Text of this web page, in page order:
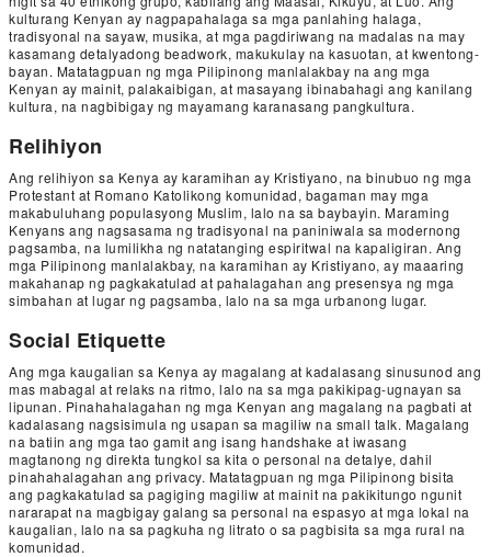
kulturang Kenyan ay nagpapahalaga sa mga panlahing halaga,
tradisyonal na sayaw, musika, at mga pagdiriwang na madalas na may
kasamang detalyadong beadwork, makukulay na kasuotan, at kwentong-
bayan. Matatagpuan ng mga Pilipinong manlalakbay na ang mga
Kenyan ay mainit, palakaibigan, at masayang ibinabahagi ang kanilang
kultura, na nagbibigay ng mayamang karanasang pangkultura.
Relihiyon
Ang relihiyon sa Kenya ay karamihan ay Kristiyano, na binubuo ng mga
Protestant at Romano Katolikong komunidad, bagaman may mga
makabuluhang populasyong Muslim, lalo na sa baybayin. Maraming
Kenyans ang nagsasama ng tradisyonal na paniniwala sa modernong
pagsamba, na lumilikha ng natatanging espiritwal na kapaligiran. Ang
mga Pilipinong manlalakbay, na karamihan ay Kristiyano, ay maaaring
makahanap ng pagkakatulad at pahalagahan ang presensya ng mga
simbahan at lugar ng pagsamba, lalo na sa mga urbanong lugar.
Social Etiquette
Ang mga kaugalian sa Kenya ay magalang at kadalasang sinusunod ang
mas mabagal at relaks na ritmo, lalo na sa mga pakikipag-ugnayan sa
lipunan. Pinahahalagahan ng mga Kenyan ang magalang na pagbati at
kadalasang nagsisimula ng usapan sa magiliw na small talk. Magalang
na batiin ang mga tao gamit ang isang handshake at iwasang
magtanong ng direkta tungkol sa kita o personal na detalye, dahil
pinahahalagahan ang privacy. Matatagpuan ng mga Pilipinong bisita
ang pagkakatulad sa pagiging magiliw at mainit na pakikitungo ngunit
nararapat na magbigay galang sa personal na espasyo at mga lokal na
kaugalian, lalo na sa pagkuha ng litrato o sa pagbisita sa mga rural na
komunidad.